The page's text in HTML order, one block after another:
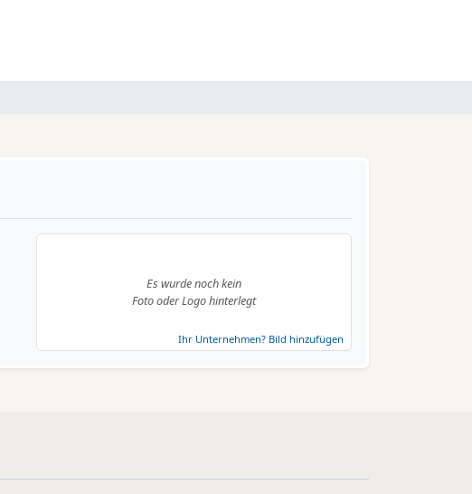
Es wurde noch kein
Foto oder Logo hinterlegt
Ihr Unternehmen? Bild hinzufügen